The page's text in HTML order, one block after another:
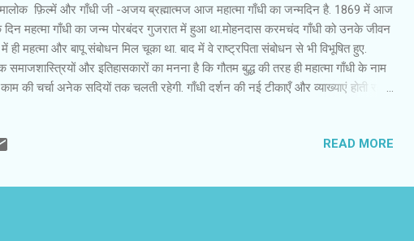
फ़िल्में और गाँधी जी -अजय ब्रह्मात्मज आज महात्मा गाँधी का जन्मदिन है. 1869 में आज
दिन महत्मा गाँधी का जन्म पोरबंदर गुजरात में हुआ था.मोहनदास करमचंद गाँधी को उनके जीवन
ही महत्मा और बापू संबोधन मिल चूका था. बाद में वे राष्ट्रपिता संबोधन से भी विभूषित हुए.
और इतिहासकारों का मनना है कि गौतम बुद्ध की तरह ही महात्मा गाँधी के नाम
की चर्चा अनेक सदियों तक चलती रहेगी. गाँधी दर्शन की नई टीकाएँ और व्याख्याएं होती रहेंगी.
कल में पापुलर हो रहे मनोरंजन के माध्यम सिनेमा के प्रति उदासी बरती. उनसे कभी कोई
कि आधुनिक तकनीकों के प्रति वे कम उदार थे. इन पूंजीवादी आविष्कारों के प्रभाव और महत्व
READ MORE